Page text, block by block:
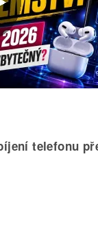
telefonu